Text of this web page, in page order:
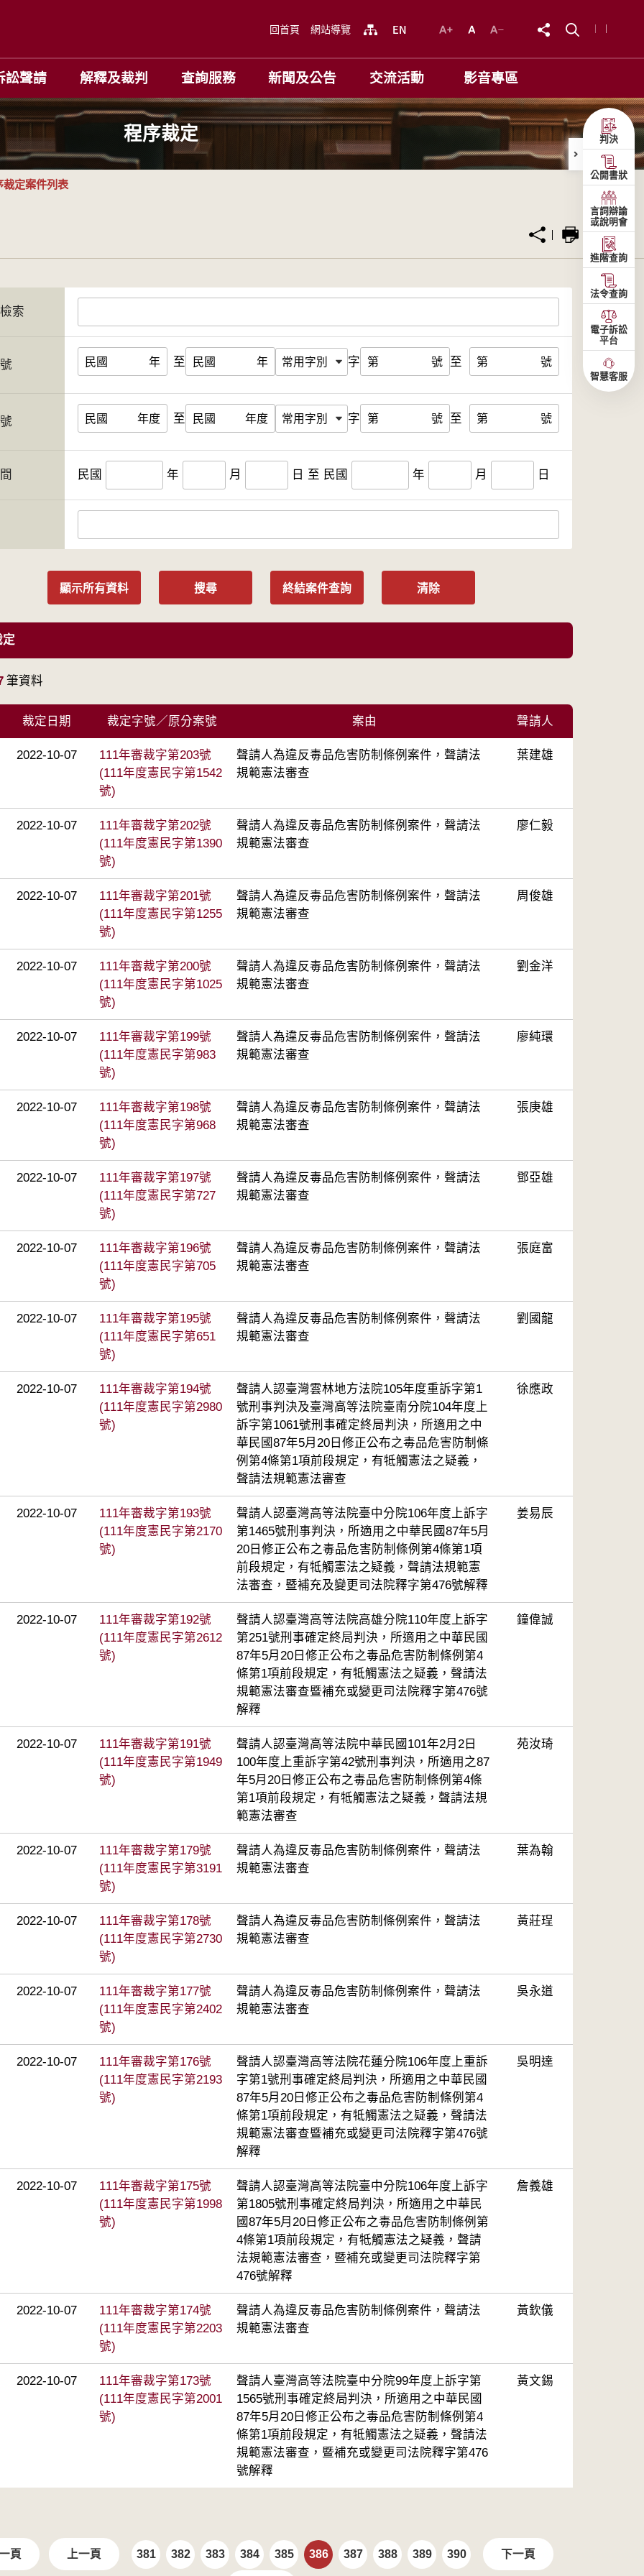
回首頁 網站導覽
訟聲請 解釋及裁判 查詢服務 新聞及公告 交流活動 影音專區
程序裁定
裁定案件列表
索
民國 年 至 民國 年 字 第 號 至 第 號
民國 年度 至 民國 年度 字 第 號 至 第 號
民國 年 月 日 至 民國 年 月 日
顯示所有資料 搜尋 終結案件查詢 清除
定
筆資料
裁定日期 裁定字號／原分案號 案由 聲請人
2022-10-07
111年審裁字第203號
(111年度憲民字第1542
號)
聲請人為違反毒品危害防制條例案件，聲請法
規範憲法審查
葉建雄
2022-10-07
111年審裁字第202號
(111年度憲民字第1390
號)
聲請人為違反毒品危害防制條例案件，聲請法
規範憲法審查
廖仁毅
2022-10-07
111年審裁字第201號
(111年度憲民字第1255
號)
聲請人為違反毒品危害防制條例案件，聲請法
規範憲法審查
周俊雄
2022-10-07
111年審裁字第200號
(111年度憲民字第1025
號)
聲請人為違反毒品危害防制條例案件，聲請法
規範憲法審查
劉金洋
2022-10-07
111年審裁字第199號
(111年度憲民字第983
號)
聲請人為違反毒品危害防制條例案件，聲請法
規範憲法審查
廖純環
2022-10-07
111年審裁字第198號
(111年度憲民字第968
號)
聲請人為違反毒品危害防制條例案件，聲請法
規範憲法審查
張庚雄
2022-10-07
111年審裁字第197號
(111年度憲民字第727
號)
聲請人為違反毒品危害防制條例案件，聲請法
規範憲法審查
鄧亞雄
2022-10-07
111年審裁字第196號
(111年度憲民字第705
號)
聲請人為違反毒品危害防制條例案件，聲請法
規範憲法審查
張庭富
2022-10-07
111年審裁字第195號
(111年度憲民字第651
號)
聲請人為違反毒品危害防制條例案件，聲請法
規範憲法審查
劉國龍
2022-10-07
111年審裁字第194號
(111年度憲民字第2980
號)
聲請人認臺灣雲林地方法院105年度重訴字第1
號刑事判決及臺灣高等法院臺南分院104年度上
訴字第1061號刑事確定終局判決，所適用之中
華民國87年5月20日修正公布之毒品危害防制條
例第4條第1項前段規定，有牴觸憲法之疑義，
聲請法規範憲法審查
徐應政
2022-10-07
111年審裁字第193號
(111年度憲民字第2170
號)
聲請人認臺灣高等法院臺中分院106年度上訴字
第1465號刑事判決，所適用之中華民國87年5月
20日修正公布之毒品危害防制條例第4條第1項
前段規定，有牴觸憲法之疑義，聲請法規範憲
法審查，暨補充及變更司法院釋字第476號解釋
姜易辰
2022-10-07
111年審裁字第192號
(111年度憲民字第2612
號)
聲請人認臺灣高等法院高雄分院110年度上訴字
第251號刑事確定終局判決，所適用之中華民國
87年5月20日修正公布之毒品危害防制條例第4
條第1項前段規定，有牴觸憲法之疑義，聲請法
規範憲法審查暨補充或變更司法院釋字第476號
解釋
鐘偉誠
2022-10-07
111年審裁字第191號
(111年度憲民字第1949
號)
聲請人認臺灣高等法院中華民國101年2月2日
100年度上重訴字第42號刑事判決，所適用之87
年5月20日修正公布之毒品危害防制條例第4條
第1項前段規定，有牴觸憲法之疑義，聲請法規
範憲法審查
苑汝琦
2022-10-07
111年審裁字第179號
(111年度憲民字第3191
號)
聲請人為違反毒品危害防制條例案件，聲請法
規範憲法審查
葉為翰
2022-10-07
111年審裁字第178號
(111年度憲民字第2730
號)
聲請人為違反毒品危害防制條例案件，聲請法
規範憲法審查
黃莊珵
2022-10-07
111年審裁字第177號
(111年度憲民字第2402
號)
聲請人為違反毒品危害防制條例案件，聲請法
規範憲法審查
吳永道
2022-10-07
111年審裁字第176號
(111年度憲民字第2193
號)
聲請人認臺灣高等法院花蓮分院106年度上重訴
字第1號刑事確定終局判決，所適用之中華民國
87年5月20日修正公布之毒品危害防制條例第4
條第1項前段規定，有牴觸憲法之疑義，聲請法
規範憲法審查暨補充或變更司法院釋字第476號
解釋
吳明達
2022-10-07
111年審裁字第175號
(111年度憲民字第1998
號)
聲請人認臺灣高等法院臺中分院106年度上訴字
第1805號刑事確定終局判決，所適用之中華民
國87年5月20日修正公布之毒品危害防制條例第
4條第1項前段規定，有牴觸憲法之疑義，聲請
法規範憲法審查，暨補充或變更司法院釋字第
476號解釋
詹義雄
2022-10-07
111年審裁字第174號
(111年度憲民字第2203
號)
聲請人為違反毒品危害防制條例案件，聲請法
規範憲法審查
黃欽儀
2022-10-07
111年審裁字第173號
(111年度憲民字第2001
號)
聲請人臺灣高等法院臺中分院99年度上訴字第
1565號刑事確定終局判決，所適用之中華民國
87年5月20日修正公布之毒品危害防制條例第4
條第1項前段規定，有牴觸憲法之疑義，聲請法
規範憲法審查，暨補充或變更司法院釋字第476
號解釋
黃文錫
頁 上一頁 381 382 383 384 385 386 387 388 389 390 下一頁
判決
公開書狀
言詞辯論
或說明會
進階查詢
法令查詢
電子訴訟
平台
智慧客服